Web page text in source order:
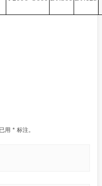
用* 标注。